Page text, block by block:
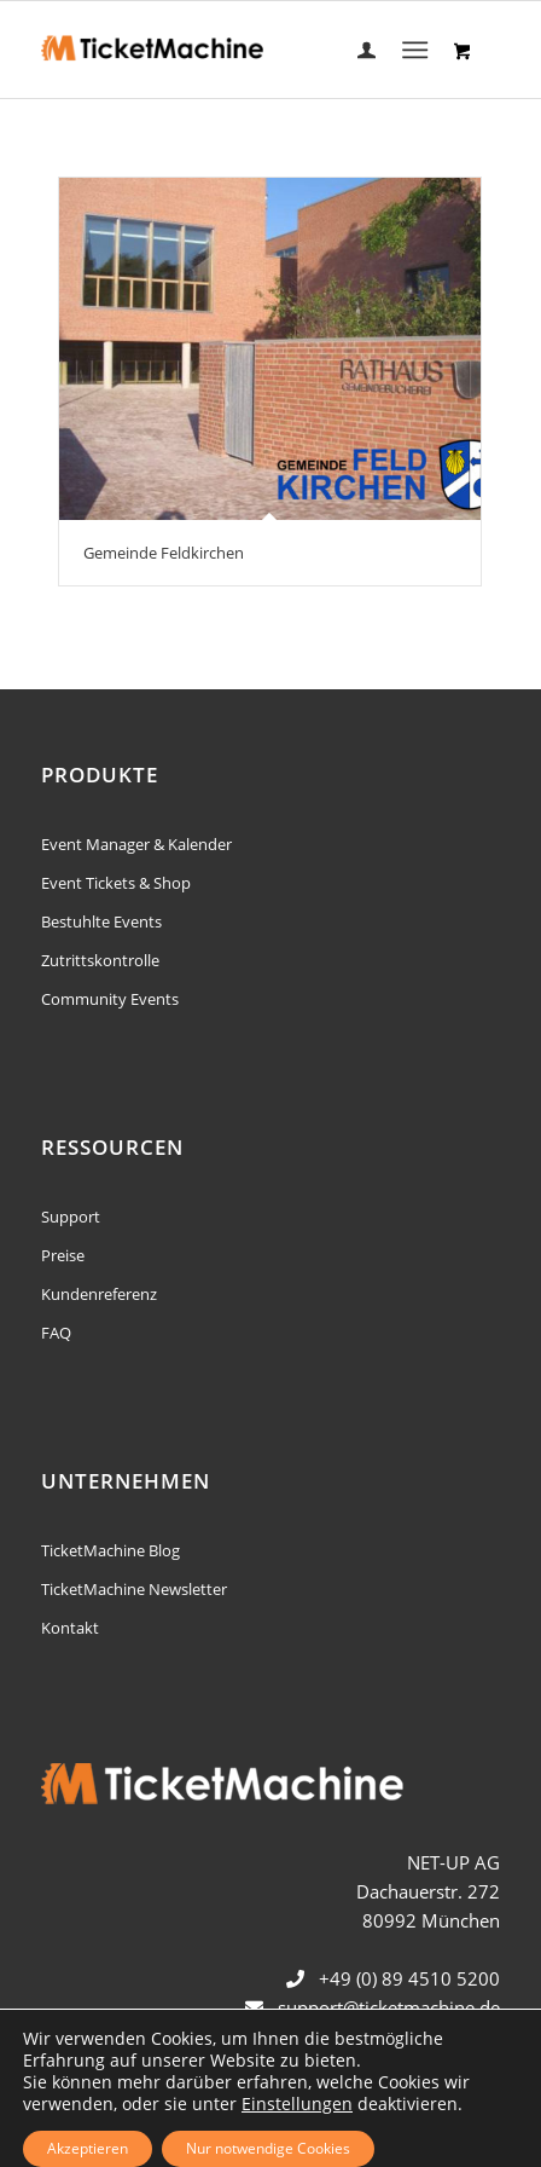
Gemeinde Feldkirchen
PRODUKTE
Event Manager & Kalender
Event Tickets & Shop
Bestuhlte Events
Zutrittskontrolle
Community Events
RESSOURCEN
Support
Preise
Kundenreferenz
FAQ
UNTERNEHMEN
TicketMachine Blog
TicketMachine Newsletter
Kontakt
NET-UP AG
Dachauerstr. 272
80992 München
+49 (0) 89 4510 5200
support@ticketmachine.de
© Copyright TicketMachine 2026 - Die Ticketing Spezialisten
Wir verwenden Cookies, um Ihnen die bestmögliche
Erfahrung auf unserer Website zu bieten.
Sie können mehr darüber erfahren, welche Cookies wir
verwenden, oder sie unter Einstellungen deaktivieren.
Akzeptieren Nur notwendige Cookies